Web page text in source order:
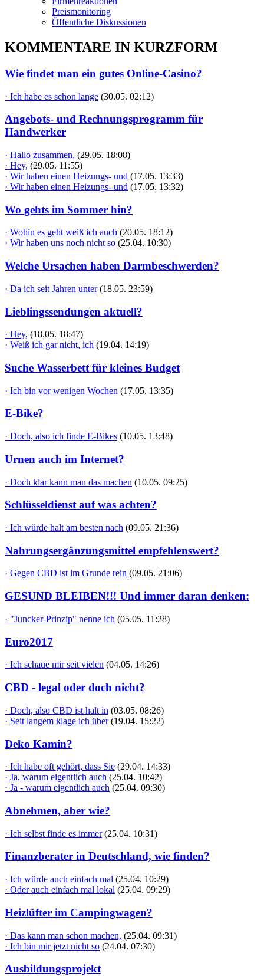
Preismonitoring
Öffentliche Diskussionen
KOMMENTARE IN KURZFORM
Wie findet man ein gutes Online-Casino?
· Ich habe es schon lange (30.05. 02:12)
Angebots- und Rechnungsprogramm für
Handwerker
· Hallo zusammen, (29.05. 18:08)
· Hey, (29.05. 11:55)
· Wir haben einen Heizungs- und (17.05. 13:33)
· Wir haben einen Heizungs- und (17.05. 13:32)
Wo gehts im Sommer hin?
· Wohin es geht weiß ich auch (20.05. 18:12)
· Wir haben uns noch nicht so (25.04. 10:30)
Welche Ursachen haben Darmbeschwerden?
· Da ich seit Jahren unter (18.05. 23:59)
Lieblingssendungen aktuell?
· Hey, (18.05. 18:47)
· Weiß ich gar nicht, ich (19.04. 14:19)
Suche Wasserbett für kleines Budget
· Ich bin vor wenigen Wochen (17.05. 13:35)
E-Bike?
· Doch, also ich finde E-Bikes (10.05. 13:48)
Urnen auch im Internet?
· Doch klar kann man das machen (10.05. 09:25)
Schlüsseldienst auf was achten?
· Ich würde halt am besten nach (09.05. 21:36)
Nahrungsergänzungsmittel empfehlenswert?
· Gegen CBD ist im Grunde rein (09.05. 21:06)
GESUND BLEIBEN!!! Und immer daran denken:
· "Juncker-Prinzip" nenne ich (05.05. 11:28)
Euro2017
· Ich schaue mir seit vielen (04.05. 14:26)
CBD - legal oder doch nicht?
· Doch, also CBD ist halt in (03.05. 08:26)
· Seit langem klage ich über (19.04. 15:22)
Deko Kamin?
· Ich habe oft gehört, dass Sie (29.04. 14:33)
· Ja, warum eigentlich auch (25.04. 10:42)
· Ja - warum eigentlich auch (25.04. 09:30)
Abnehmen, aber wie?
· Ich selbst finde es immer (25.04. 10:31)
Finanzberater in Deutschland, wie finden?
· Ich würde auch einfach mal (25.04. 10:29)
· Oder auch einfach mal lokal (25.04. 09:29)
Heizlüfter im Campingwagen?
· Das kann man schon machen, (25.04. 09:31)
· Ich bin mir jetzt nicht so (24.04. 07:30)
Ausbildungsprojekt